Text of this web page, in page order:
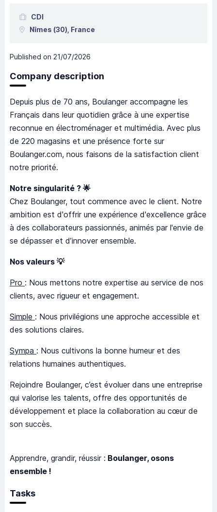
CDI
Nîmes (30), France
Published on 21/07/2026
Company description
Depuis plus de 70 ans, Boulanger accompagne les
Français dans leur quotidien grâce à une expertise
reconnue en électroménager et multimédia. Avec plus
de 220 magasins et une présence forte sur
Boulanger.com, nous faisons de la satisfaction client
notre priorité.
Notre singularité ? 🌟
Chez Boulanger, tout commence avec le client. Notre
ambition est d'offrir une expérience d'excellence grâce
à des collaborateurs passionnés, animés par l'envie de
se dépasser et d’innover ensemble.
Nos valeurs 💡
Pro : Nous mettons notre expertise au service de nos
clients, avec rigueur et engagement.
Simple : Nous privilégions une approche accessible et
des solutions claires.
Sympa : Nous cultivons la bonne humeur et des
relations humaines authentiques.
Rejoindre Boulanger, c’est évoluer dans une entreprise
qui valorise les talents, offre des opportunités de
développement et place la collaboration au cœur de
son succès.
Apprendre, grandir, réussir : Boulanger, osons
ensemble !
Tasks